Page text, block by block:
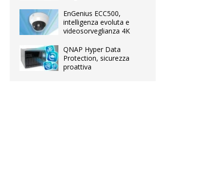
EnGenius ECC500,
intelligenza evoluta e
videosorveglianza 4K
QNAP Hyper Data
Protection, sicurezza
proattiva